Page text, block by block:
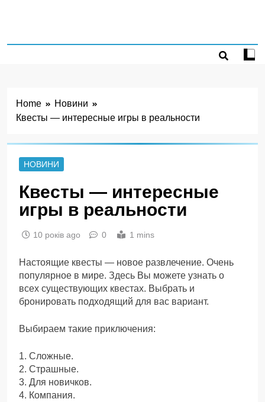
Home
Новини
Квесты — интересные игры в реальности
НОВИНИ
Квесты — интересные
игры в реальности
10 років ago 0 1 mins
Настоящие квесты — новое развлечение. Очень
популярное в мире. Здесь Вы можете узнать о
всех существующих квестах. Выбрать и
бронировать подходящий для вас вариант.
Выбираем такие приключения:
1. Сложные.
2. Страшные.
3. Для новичков.
4. Компания.